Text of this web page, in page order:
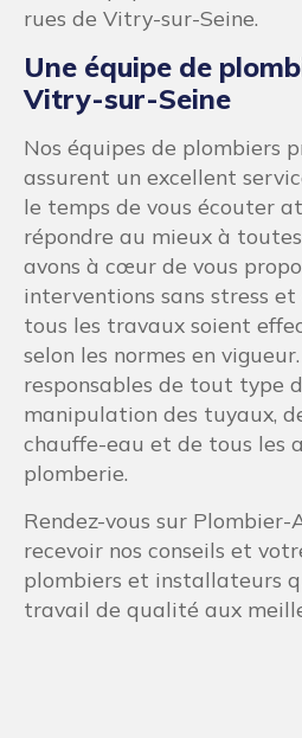
interventions sans stress et
tous les travaux soient
selon les normes en
responsables de tout type
manipulation des tuyaux,
chauffe-eau et de tous les
plomberie.
Rendez-vous sur Plombier-
recevoir nos conseils et
plombiers et installateurs
travail de qualité aux
Vos travaux de
sur-Seine et devis
meilleur prix
Les experts Plombier-